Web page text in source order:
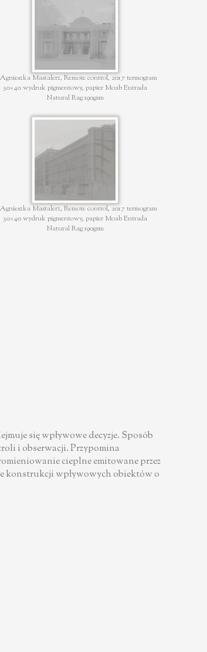
Mastalerz, Remote control, 2017 termogram
30×40 wydruk pigmentowy, papier Moab Entrada
Natural Rag 190gsm
Mastalerz, Remote control, 2017 termogram
30×40 wydruk pigmentowy, papier Moab Entrada
Natural Rag 190gsm
się wpływowe decyzje. Sposób
i obserwacji. Przypomina
cieplne emitowane przez
konstrukcji wpływowych obiektów o